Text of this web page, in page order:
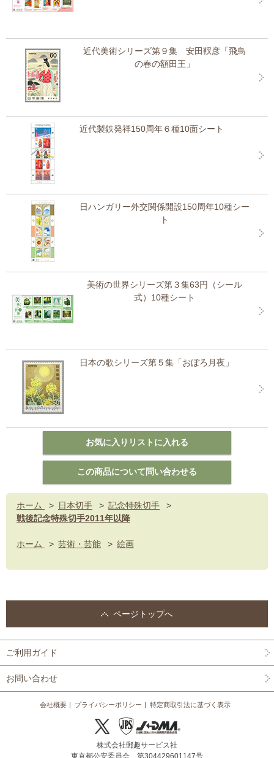
近代美術シリーズ第９集 安田靫彦「飛鳥
の春の額田王」
近代製鉄発祥150周年６種10面シート
日ハンガリー外交関係開設150周年10種シー
ト
美術の世界シリーズ第３集63円（シール
式）10種シート
日本の歌シリーズ第５集「おぼろ月夜」
ホーム > 日本切手 > 記念特殊切手
>
戦後記念特殊切手2011年以降
ホーム > 芸術・芸能 > 絵画
ページトップへ
ご利用ガイド
お問い合わせ
会社概要 プライバシーポリシー 特定商取引法に基づく表示
株式会社郵趣サービス社
東京都公安委員会 第304429601147号